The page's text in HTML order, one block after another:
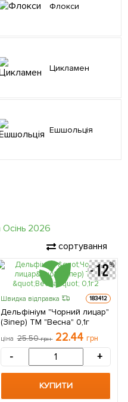
Флокси
Цикламен
Ешшольція
сортування
Швидка відправка 183412
Дельфініум "Чорний лицар"
(Зіпер) ТМ "Весна" 0,1г
ціна 25.50грн 22.44 грн
- +
КУПИТИ